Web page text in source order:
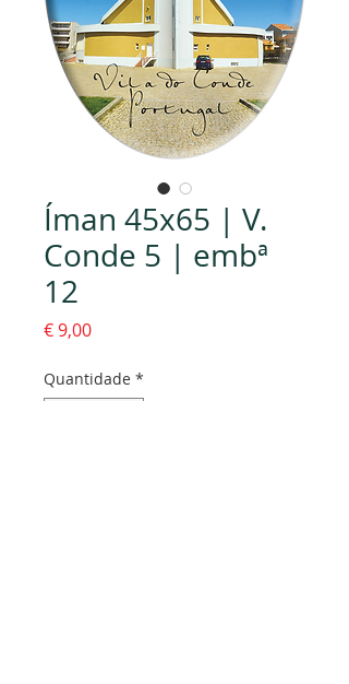
Íman 45x65 | V.
Conde 5 | embª
12
€ 9,00Preço
Quantidade *